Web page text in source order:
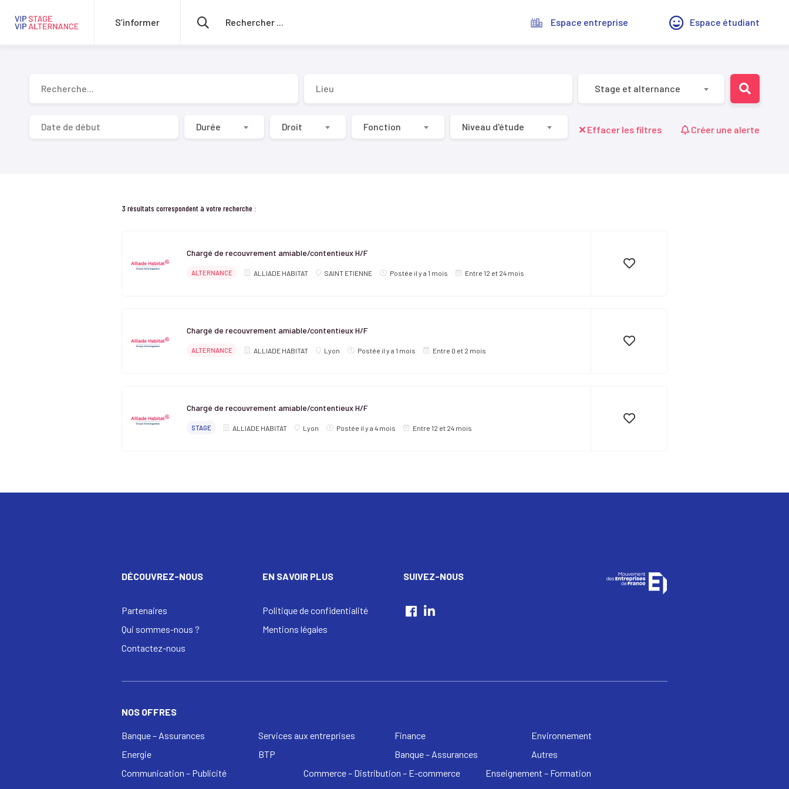
S’informer Espace entreprise Espace étudiant
Stage et alternance
Durée Droit Fonction Niveau d'étude Effacer les filtres Créer une alerte
3 résultats correspondent à votre recherche :
Chargé de recouvrement amiable/contentieux H/F
ALTERNANCE ALLIADE HABITAT SAINT ETIENNE Postée il y a 1 mois Entre 12 et 24 mois
Chargé de recouvrement amiable/contentieux H/F
ALTERNANCE ALLIADE HABITAT Lyon Postée il y a 1 mois Entre 0 et 2 mois
Chargé de recouvrement amiable/contentieux H/F
STAGE ALLIADE HABITAT Lyon Postée il y a 4 mois Entre 12 et 24 mois
DÉCOUVREZ-NOUS
Partenaires
Qui sommes-nous ?
Contactez-nous
EN SAVOIR PLUS
Politique de confidentialité
Mentions légales
SUIVEZ-NOUS
NOS OFFRES
Banque – Assurances Services aux entreprises Finance
Environnement
Energie
BTP Banque – Assurances
Autres
Communication – Publicité
Commerce – Distribution – E-commerce Enseignement – Formation